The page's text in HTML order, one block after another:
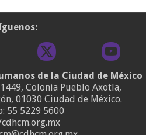
de la Ciudad de México
Colonia Pueblo Axotla,
01030 Ciudad de México.
55 5229 5600